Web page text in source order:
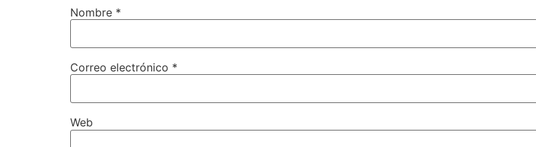
Nombre *
Correo electrónico *
Web